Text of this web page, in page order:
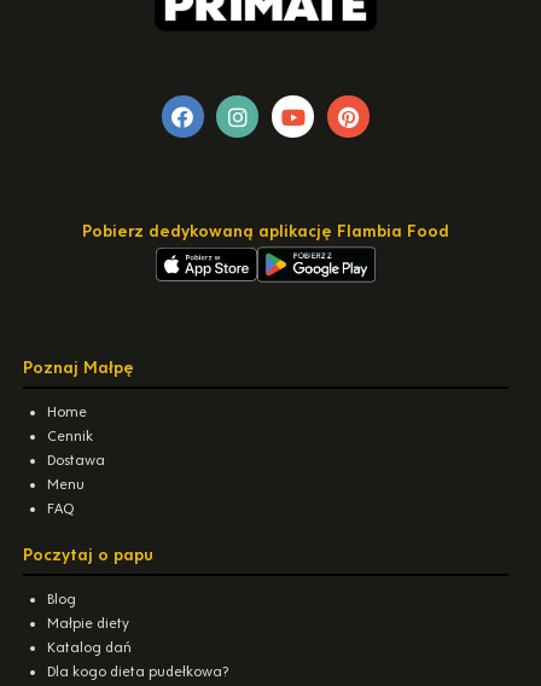
Pobierz dedykowaną aplikację Flambia Food
Poznaj Małpę
Home
Cennik
Dostawa
Menu
FAQ
Poczytaj o papu
Blog
Małpie diety
Katalog dań
Dla kogo dieta pudełkowa?